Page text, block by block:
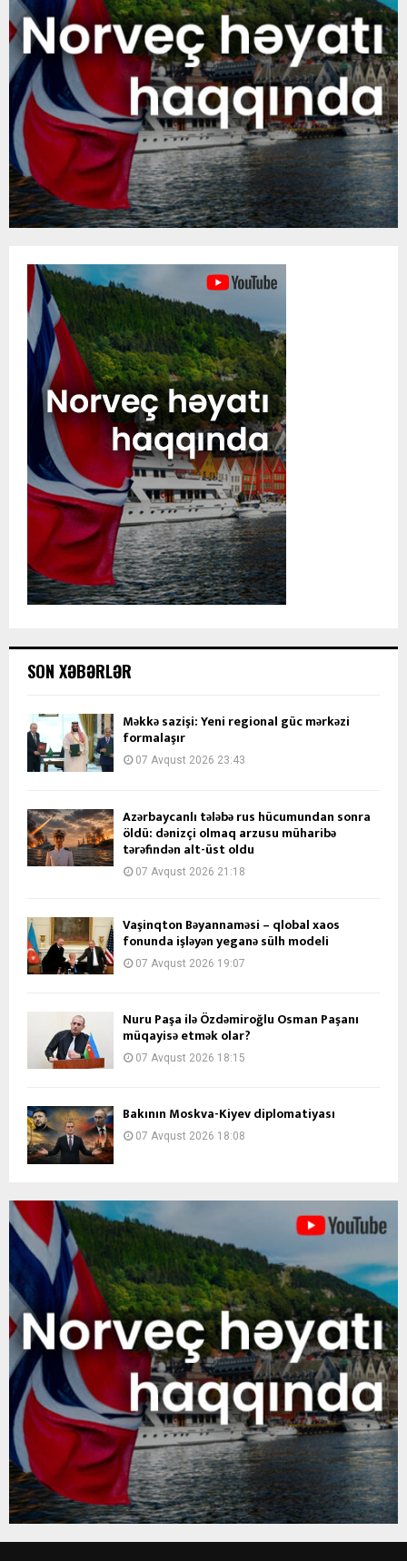
SON XƏBƏRLƏR
Məkkə sazişi: Yeni regional güc mərkəzi
formalaşır
07 Avqust 2026 23:43
Azərbaycanlı tələbə rus hücumundan sonra
öldü: dənizçi olmaq arzusu müharibə
tərəfindən alt-üst oldu
07 Avqust 2026 21:18
Vaşinqton Bəyannaməsi – qlobal xaos
fonunda işləyən yeganə sülh modeli
07 Avqust 2026 19:07
Nuru Paşa ilə Özdəmiroğlu Osman Paşanı
müqayisə etmək olar?
07 Avqust 2026 18:15
Bakının Moskva-Kiyev diplomatiyası
07 Avqust 2026 18:08